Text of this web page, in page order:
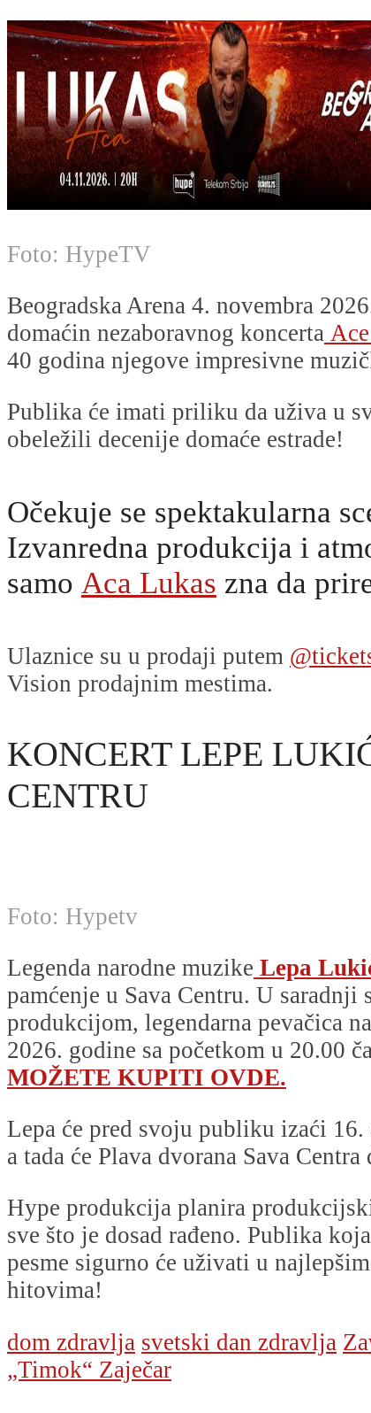
Foto: HypeTV
Beogradska Arena 4. novembra
domaćin nezaboravnog koncerta
40 godina njegove impresivne
Publika će imati priliku da uživa u
obeležili decenije domaće estrade!
Očekuje se spektakularna
Izvanredna produkcija i
samo Aca Lukas zna da
Ulaznice su u prodaji putem
Vision prodajnim mestima.
KONCERT LEPE
CENTRU
Foto: Hypetv
Legenda narodne muzike Lepa
pamćenje u Sava Centru. U saradnji
produkcijom, legendarna pevačica
2026. godine sa početkom u 20.00
MOŽETE KUPITI OVDE.
Lepa će pred svoju publiku izaći
a tada će Plava dvorana Sava
Hype produkcija planira
sve što je dosad rađeno. Publika
pesme sigurno će uživati u
hitovima!
dom zdravlja svetski dan zdravlja
„Timok“ Zaječar